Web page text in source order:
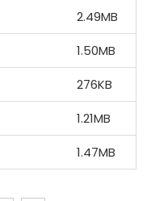
2.49MB
1.50MB
276KB
1.21MB
1.47MB